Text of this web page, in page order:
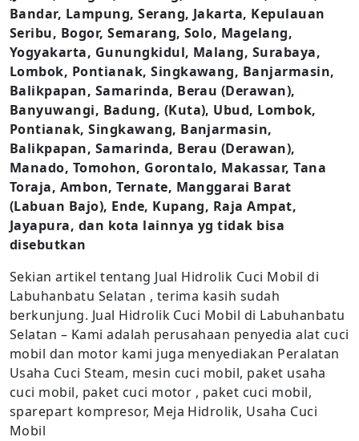
Bandar, Lampung, Serang, Jakarta, Kepulauan
Seribu, Bogor, Semarang, Solo, Magelang,
Yogyakarta, Gunungkidul, Malang, Surabaya,
Lombok, Pontianak, Singkawang, Banjarmasin,
Balikpapan, Samarinda, Berau (Derawan),
Banyuwangi, Badung, (Kuta), Ubud, Lombok,
Pontianak, Singkawang, Banjarmasin,
Balikpapan, Samarinda, Berau (Derawan),
Manado, Tomohon, Gorontalo, Makassar, Tana
Toraja, Ambon, Ternate, Manggarai Barat
(Labuan Bajo), Ende, Kupang, Raja Ampat,
Jayapura, dan kota lainnya yg tidak bisa
disebutkan
Sekian artikel tentang Jual Hidrolik Cuci Mobil di
Labuhanbatu Selatan , terima kasih sudah
berkunjung. Jual Hidrolik Cuci Mobil di Labuhanbatu
Selatan – Kami adalah perusahaan penyedia alat cuci
mobil dan motor kami juga menyediakan Peralatan
Usaha Cuci Steam, mesin cuci mobil, paket usaha
cuci mobil, paket cuci motor , paket cuci mobil,
sparepart kompresor, Meja Hidrolik, Usaha Cuci
Mobil